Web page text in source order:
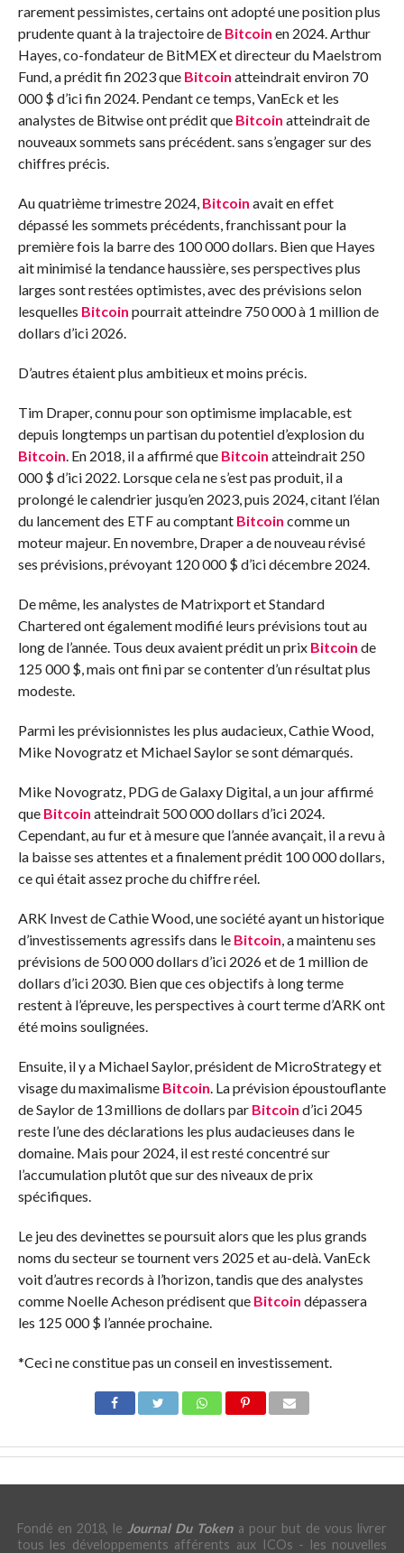
rarement pessimistes, certains ont adopté une position plus
prudente quant à la trajectoire de Bitcoin en 2024. Arthur
Hayes, co-fondateur de BitMEX et directeur du Maelstrom
Fund, a prédit fin 2023 que Bitcoin atteindrait environ 70
000 $ d’ici fin 2024. Pendant ce temps, VanEck et les
analystes de Bitwise ont prédit que Bitcoin atteindrait de
nouveaux sommets sans précédent. sans s’engager sur des
chiffres précis.
Au quatrième trimestre 2024, Bitcoin avait en effet
dépassé les sommets précédents, franchissant pour la
première fois la barre des 100 000 dollars. Bien que Hayes
ait minimisé la tendance haussière, ses perspectives plus
larges sont restées optimistes, avec des prévisions selon
lesquelles Bitcoin pourrait atteindre 750 000 à 1 million de
dollars d’ici 2026.
D’autres étaient plus ambitieux et moins précis.
Tim Draper, connu pour son optimisme implacable, est
depuis longtemps un partisan du potentiel d’explosion du
Bitcoin. En 2018, il a affirmé que Bitcoin atteindrait 250
000 $ d’ici 2022. Lorsque cela ne s’est pas produit, il a
prolongé le calendrier jusqu’en 2023, puis 2024, citant l’élan
du lancement des ETF au comptant Bitcoin comme un
moteur majeur. En novembre, Draper a de nouveau révisé
ses prévisions, prévoyant 120 000 $ d’ici décembre 2024.
De même, les analystes de Matrixport et Standard
Chartered ont également modifié leurs prévisions tout au
long de l’année. Tous deux avaient prédit un prix Bitcoin de
125 000 $, mais ont fini par se contenter d’un résultat plus
modeste.
Parmi les prévisionnistes les plus audacieux, Cathie Wood,
Mike Novogratz et Michael Saylor se sont démarqués.
Mike Novogratz, PDG de Galaxy Digital, a un jour affirmé
que Bitcoin atteindrait 500 000 dollars d’ici 2024.
Cependant, au fur et à mesure que l’année avançait, il a revu à
la baisse ses attentes et a finalement prédit 100 000 dollars,
ce qui était assez proche du chiffre réel.
ARK Invest de Cathie Wood, une société ayant un historique
d’investissements agressifs dans le Bitcoin, a maintenu ses
prévisions de 500 000 dollars d’ici 2026 et de 1 million de
dollars d’ici 2030. Bien que ces objectifs à long terme
restent à l’épreuve, les perspectives à court terme d’ARK ont
été moins soulignées.
Ensuite, il y a Michael Saylor, président de MicroStrategy et
visage du maximalisme Bitcoin. La prévision époustouflante
de Saylor de 13 millions de dollars par Bitcoin d’ici 2045
reste l’une des déclarations les plus audacieuses dans le
domaine. Mais pour 2024, il est resté concentré sur
l’accumulation plutôt que sur des niveaux de prix
spécifiques.
Le jeu des devinettes se poursuit alors que les plus grands
noms du secteur se tournent vers 2025 et au-delà. VanEck
voit d’autres records à l’horizon, tandis que des analystes
comme Noelle Acheson prédisent que Bitcoin dépassera
les 125 000 $ l’année prochaine.
*Ceci ne constitue pas un conseil en investissement.
Fondé en 2018, le Journal Du Tokena pour but de vous livrer
tous les développements afférents aux ICOs - les nouvelles